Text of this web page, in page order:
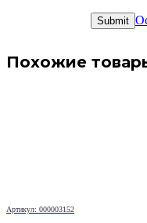
Похожие
Артикул: 000003152